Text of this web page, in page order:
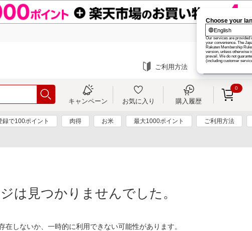
ご利用方法
キャンペーン お気に入り 購入履歴
0
録で100ポイント 肉得 お米 最大1000ポイント ご利用方法
は見つかりませんでした。
在しないか、一時的に利用できない可能性があります。